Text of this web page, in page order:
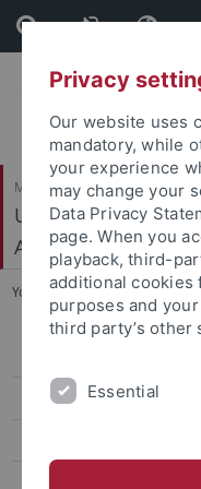
Skip
to
content
Skip
to
footer
Mathematisch-
Urgeschichte und
Archäologie
You are here: Startseite
Aktuelles
Privacy
Our website uses
mandatory, while
your experience
may change your
Data Privacy
page. When you
playback, third-
additional cookies
purposes and
third party’s other
Essential